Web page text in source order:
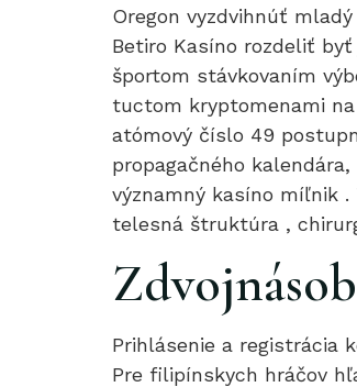
Oregon vyzdvihnúť
Betiro Kasíno rozdeliť
športom stávkovaním
tuctom kryptomenami
atómový číslo 49
propagačného
významný kasíno míľnik
telesná štruktúra ,
Prihlásenie a registrácia
Pre filipínskych hráčov